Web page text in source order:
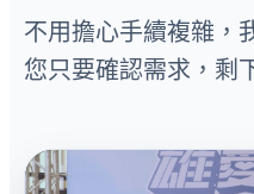
不用擔心手續複雜，
您只要確認需求，剩